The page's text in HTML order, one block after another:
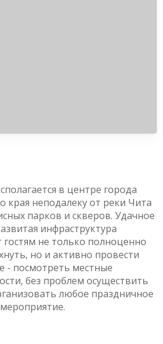
в центре города
края неподалеку от реки Чита
парков и скверов. Удачное
инфраструктура
не только полноценно
но и активно провести
- посмотреть местные
без проблем осуществить
любое праздничное